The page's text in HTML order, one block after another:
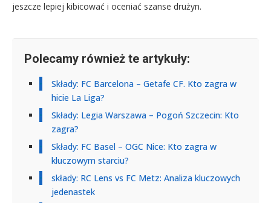
jeszcze lepiej kibicować i oceniać szanse drużyn.
Polecamy również te artykuły:
Składy: FC Barcelona – Getafe CF. Kto zagra w
hicie La Liga?
Składy: Legia Warszawa – Pogoń Szczecin: Kto
zagra?
Składy: FC Basel – OGC Nice: Kto zagra w
kluczowym starciu?
składy: RC Lens vs FC Metz: Analiza kluczowych
jedenastek